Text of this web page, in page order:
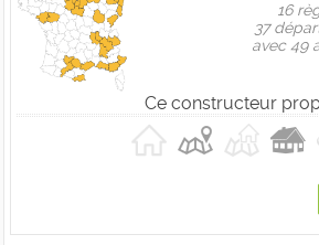
16
37
avec 49
Ce constructeur